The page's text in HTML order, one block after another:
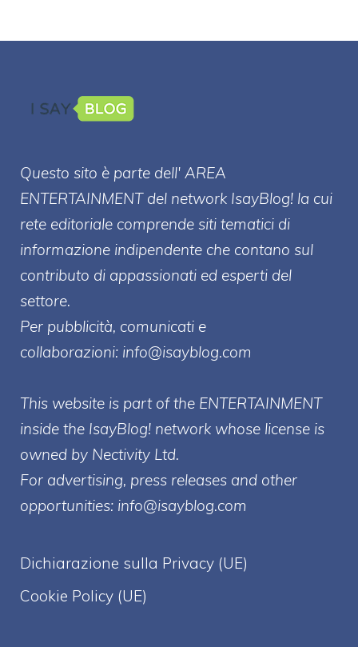
Questo sito è parte dell' AREA
ENTERTAINMENT del network IsayBlog! la cui
rete editoriale comprende siti tematici di
informazione indipendente che contano sul
contributo di appassionati ed esperti del
settore.
Per pubblicità, comunicati e
collaborazioni: info@isayblog.com
This website is part of the ENTERTAINMENT
inside the IsayBlog! network whose license is
owned by Nectivity Ltd.
For advertising, press releases and other
opportunities: info@isayblog.com
Dichiarazione sulla Privacy (UE)
Cookie Policy (UE)